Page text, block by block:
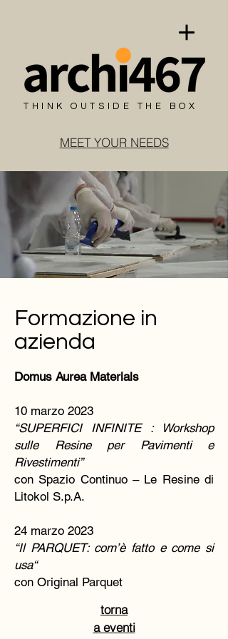
THINK OUTSIDE THE BOX
MEET YOUR NEEDS
Formazione in
azienda
Domus Aurea Materials
10 marzo 2023
“SUPERFICI INFINITE : Workshop
sulle Resine per Pavimenti e
Rivestimenti”
con Spazio Continuo – Le Resine di
Litokol S.p.A.
24 marzo 2023
“Il PARQUET: com’è fatto e come si
usa“
con Original Parquet
torna
a eventi